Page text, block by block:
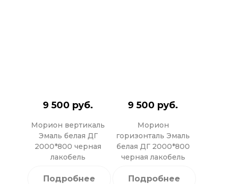
9 500 руб.
Морион вертикаль
Эмаль белая ДГ
2000*800 черная
лакобель
Подробнее
9 500 руб.
Морион
горизонталь Эмаль
белая ДГ 2000*800
черная лакобель
Подробнее